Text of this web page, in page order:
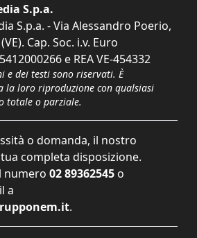
S.p.a.
S.p.a. - Via Alessandro Poerio,
Cap. Soc. i.v. Euro
e REA VE-454332
dei testi sono riservati. È
la loro riproduzione con qualsiasi
totale o parziale.
o domanda, il nostro
completa disposizione.
numero 02 89362545 o
a
.